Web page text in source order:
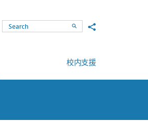
SearchShare to
校内支援